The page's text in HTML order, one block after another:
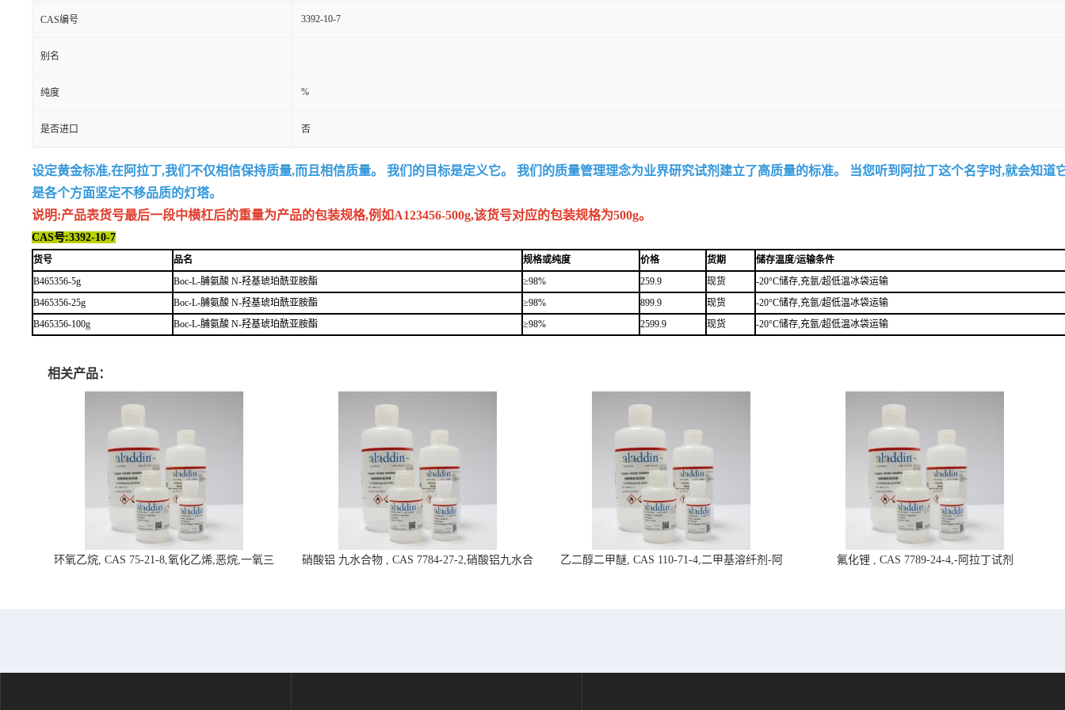
CAS编号 3392-10-7
别名
纯度 %
是否进口 否
设定黄金标准,在阿拉丁,我们不仅相信保持质量,而且相信质量。 我们的目标是定义它。 我们的质量管理理念为业界研究试剂建立了高质量的标准。 当您听到阿拉丁这个名字时,就会知道
是各个方面坚定不移品质的灯塔。
说明:产品表货号最后一段中横杠后的重量为产品的包装规格,例如A123456-500g,该货号对应的包装规格为500g。
CAS号:3392-10-7
货号 品名 规格或纯度 价格 货期
储存温度/运输条件
B465356-5g
Boc-L-脯氨酸 N-羟基琥珀酰亚胺酯 ≥98% 259.9 现货
-20°C储存,充氩/超低温冰袋运输
B465356-25g
Boc-L-脯氨酸 N-羟基琥珀酰亚胺酯 ≥98% 899.9 现货
-20°C储存,充氩/超低温冰袋运输
B465356-100g
Boc-L-脯氨酸 N-羟基琥珀酰亚胺酯 ≥98% 2599.9 现货 -20°C储存,充氩/超低温冰袋运输
相关产品：
环氧乙烷, CAS 75-21-8,氧化乙烯,恶烷,一氧三
硝酸铝 九水合物 , CAS 7784-27-2,硝酸铝九水合
乙二醇二甲醚, CAS 110-71-4,二甲基溶纤剂-阿
氟化锂 , CAS 7789-24-4,-阿拉丁试剂